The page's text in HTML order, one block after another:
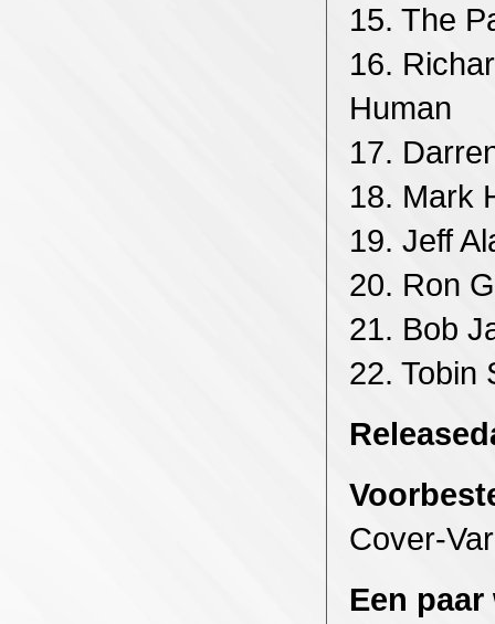
15. The
16.
Human
17.
18. Mark
19. Jeff
20. Ron
21. Bob
22. Tobin
Cover-
Een